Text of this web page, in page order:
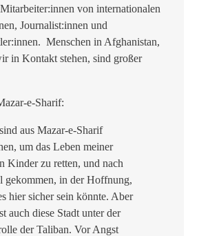
von internationalen
Journalist:innen und
Menschen in Afghanistan,
in Kontakt stehen, sind großer
e-Sharif:
aus Mazar-e-Sharif
um das Leben meiner
Kinder zu retten, und nach
gekommen, in der Hoffnung,
hier sicher sein könnte. Aber
auch diese Stadt unter der
der Taliban. Vor Angst